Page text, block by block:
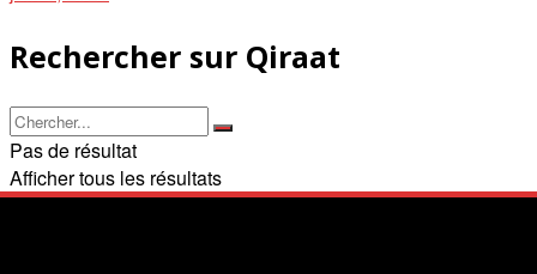
Rechercher sur Qiraat
Pas de résultat
Afficher tous les résultats